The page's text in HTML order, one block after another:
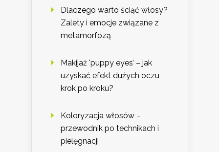
Dlaczego warto ściąć włosy?
Zalety i emocje związane z
metamorfozą
Makijaż 'puppy eyes’ – jak
uzyskać efekt dużych oczu
krok po kroku?
Koloryzacja włosów –
przewodnik po technikach i
pielęgnacji